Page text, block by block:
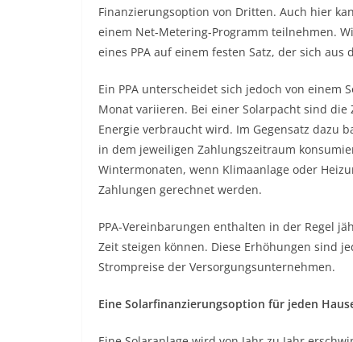
Finanzierungsoption von Dritten. Auch hier
einem Net-Metering-Programm teilnehmen.
eines PPA auf einem festen Satz, der sich
Ein PPA unterscheidet sich jedoch von einem
Monat variieren. Bei einer Solarpacht sind
Energie verbraucht wird. Im Gegensatz dazu
in dem jeweiligen Zahlungszeitraum
Wintermonaten, wenn Klimaanlage oder
Zahlungen gerechnet werden.
PPA-Vereinbarungen enthalten in der Regel
Zeit steigen können. Diese Erhöhungen sind
Strompreise der Versorgungsunternehmen.
Eine Solarfinanzierungsoption für jeden